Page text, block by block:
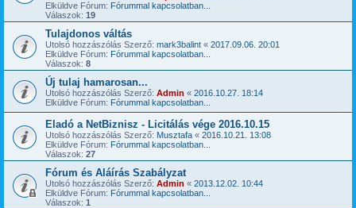
Elküldve Fórum: Fórummal kapcsolatban...
Válaszok: 19
Tulajdonos váltás
Utolsó hozzászólás Szerző: mark3balint « 2017.09.06. 20:01
Elküldve Fórum: Fórummal kapcsolatban...
Válaszok: 8
Új tulaj hamarosan...
Utolsó hozzászólás Szerző: Admin « 2016.10.27. 18:14
Elküldve Fórum: Fórummal kapcsolatban...
Eladó a NetBiznisz - Licitálás vége 2016.10.15
Utolsó hozzászólás Szerző: Musztafa « 2016.10.21. 13:08
Elküldve Fórum: Fórummal kapcsolatban...
Válaszok: 27
Fórum és Aláírás Szabályzat
Utolsó hozzászólás Szerző: Admin « 2013.12.02. 10:44
Elküldve Fórum: Fórummal kapcsolatban...
Válaszok: 1